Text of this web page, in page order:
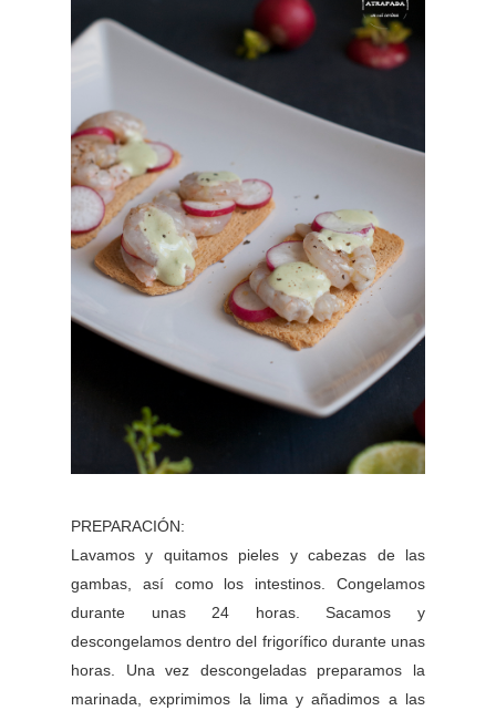
PREPARACIÓN:
Lavamos y quitamos pieles y cabezas de las
gambas, así como los intestinos. Congelamos
durante unas 24 horas. Sacamos y
descongelamos dentro del frigorífico durante unas
horas. Una vez descongeladas preparamos la
marinada, exprimimos la lima y añadimos a las